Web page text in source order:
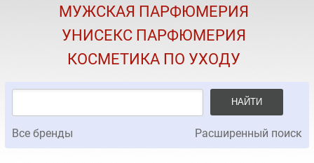
КОНТАКТЫ
О КАЧЕСТВЕ
ПОДАРКИ К ЗАКАЗАМ
МУЖСКАЯ ПАРФЮМЕРИЯ
УНИСЕКС ПАРФЮМЕРИЯ
КОСМЕТИКА ПО УХОДУ
НАЙТИ
Все бренды Расширенный поиск